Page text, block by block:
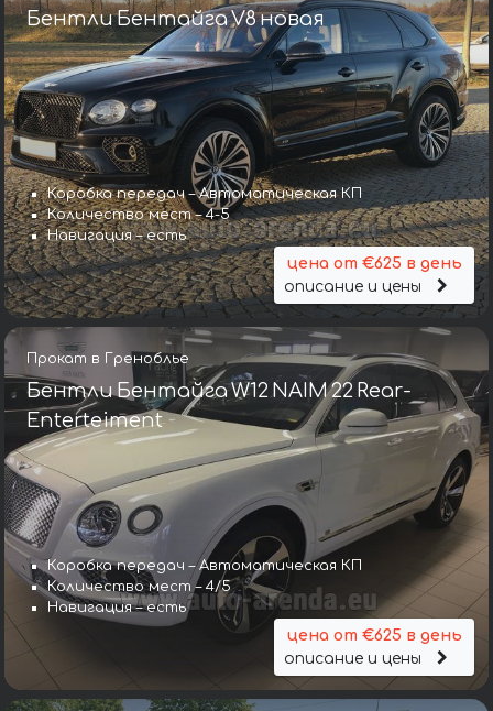
Бентли Бентайга V8 новая
Коробка передач – Автоматическая КП
Количество мест – 4-5
Навигация – есть
цена от €625 в день
описание и цены
Прокат в Греноблье
Бентли Бентайга W12 NAIM 22 Rear-
Enterteiment
Коробка передач – Автоматическая КП
Количество мест – 4/5
Навигация – есть
цена от €625 в день
описание и цены